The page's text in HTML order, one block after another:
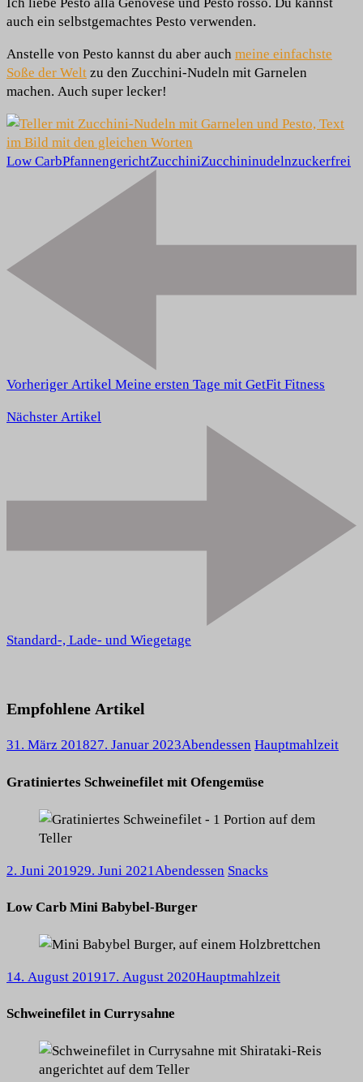
auch ein selbstgemachtes Pesto verwenden.
Anstelle von Pesto kannst du aber auch meine einfachste
Soße der Weltzu den Zucchini-Nudeln mit Garnelen
machen. Auch super lecker!
Low CarbPfannengerichtZucchiniZucchininudelnzuckerfrei
Vorheriger ArtikelMeine ersten Tage mit GetFit Fitness
Nächster Artikel
Standard-, Lade- und Wiegetage
Empfohlene Artikel
31. März 201827. Januar 2023Abendessen Hauptmahlzeit
Gratiniertes Schweinefilet mit Ofengemüse
2. Juni 201929. Juni 2021Abendessen Snacks
Low Carb Mini Babybel-Burger
14. August 201917. August 2020Hauptmahlzeit
Schweinefilet in Currysahne